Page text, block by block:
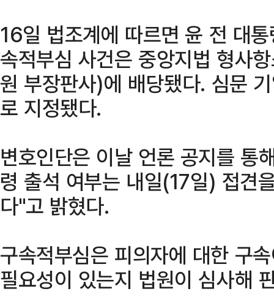
16일 법조계에 따르면 윤 전 대
속적부심 사건은 중앙지법 형사
원 부장판사)에 배당됐다. 심문
로 지정됐다.
변호인단은 이날 언론 공지를 통
령 출석 여부는 내일(17일) 접견
다"고 밝혔다.
구속적부심은 피의자에 대한 구
필요성이 있는지 법원이 심사해